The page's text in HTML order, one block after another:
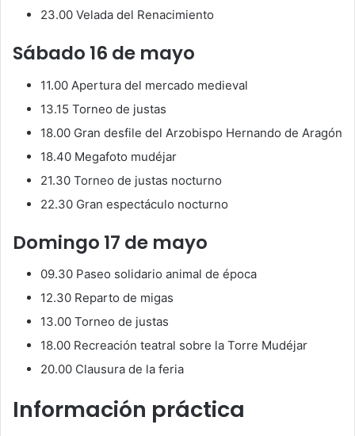
23.00 Velada del Renacimiento
Sábado 16 de mayo
11.00 Apertura del mercado medieval
13.15 Torneo de justas
18.00 Gran desfile del Arzobispo Hernando de Aragón
18.40 Megafoto mudéjar
21.30 Torneo de justas nocturno
22.30 Gran espectáculo nocturno
Domingo 17 de mayo
09.30 Paseo solidario animal de época
12.30 Reparto de migas
13.00 Torneo de justas
18.00 Recreación teatral sobre la Torre Mudéjar
20.00 Clausura de la feria
Información práctica